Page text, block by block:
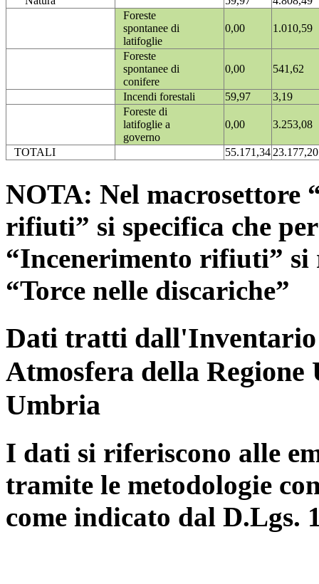
Foreste
spontanee di
latifoglie
0,00 1.010,59
Foreste
spontanee di
conifere
0,00 541,62
Incendi forestali 59,97
3,19
Foreste di
latifoglie a
governo
0,00 3.253,08
TOTALI 55.171,3423.177,20
NOTA: Nel macrosettore
rifiuti” si specifica che
“Incenerimento rifiuti”
“Torce nelle discariche”
Dati tratti dall'Inventario
Atmosfera della
Umbria
I dati si riferiscono alle
tramite le metodologie
come indicato dal D.Lgs.